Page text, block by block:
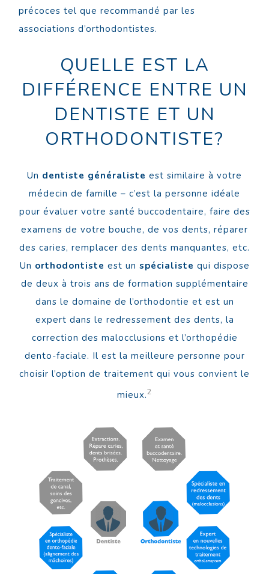
précoces tel que recommandé par les
associations d’orthodontistes.
QUELLE EST LA
DIFFÉRENCE ENTRE UN
DENTISTE ET UN
ORTHODONTISTE?
Un dentiste généraliste est similaire à votre
médecin de famille – c’est la personne idéale
pour évaluer votre santé buccodentaire, faire des
examens de votre bouche, de vos dents, réparer
des caries, remplacer des dents manquantes, etc.
Un orthodontiste est un spécialiste qui dispose
de deux à trois ans de formation supplémentaire
dans le domaine de l’orthodontie et est un
expert dans le redressement des dents, la
correction des malocclusions et l’orthopédie
dento-faciale. Il est la meilleure personne pour
choisir l’option de traitement qui vous convient le
mieux.2